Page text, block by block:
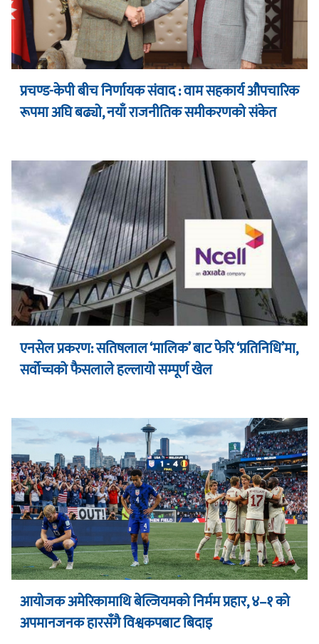
प्रचण्ड-केपी बीच निर्णायक संवाद : वाम सहकार्य औपचारिक
रूपमा अघि बढ्यो, नयाँ राजनीतिक समीकरणको संकेत
एनसेल प्रकरण: सतिषलाल ‘मालिक’ बाट फेरि ‘प्रतिनिधि’मा,
सर्वोच्चको फैसलाले हल्लायो सम्पूर्ण खेल
आयोजक अमेरिकामाथि बेल्जियमको निर्मम प्रहार, ४–१ को
अपमानजनक हारसँगै विश्वकपबाट बिदाइ